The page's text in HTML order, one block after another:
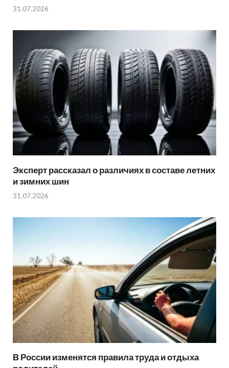
31.07.2026
Эксперт рассказал о различиях в составе летних
и зимних шин
31.07.2026
В России изменятся правила труда и отдыха